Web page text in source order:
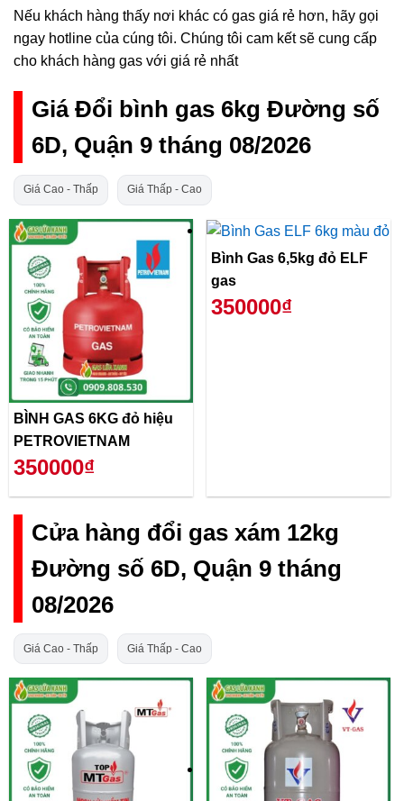
Nếu khách hàng thấy nơi khác có gas giá rẻ hơn, hãy gọi
ngay hotline của cúng tôi. Chúng tôi cam kết sẽ cung cấp
cho khách hàng gas với giá rẻ nhất
Giá Đổi bình gas 6kg Đường số
6D, Quận 9 tháng 08/2026
Giá Cao - Thấp Giá Thấp - Cao
BÌNH GAS 6KG đỏ hiệu
PETROVIETNAM
350000₫
Bình Gas 6,5kg đỏ ELF
gas
350000₫
Cửa hàng đổi gas xám 12kg
Đường số 6D, Quận 9 tháng
08/2026
Giá Cao - Thấp Giá Thấp - Cao